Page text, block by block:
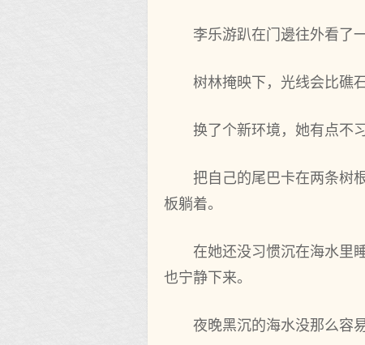
李乐游趴在门邊往外看了一
树林掩映下，光线会比礁
换了个新环境，她有点不习
把自‌己的尾巴卡在两条树
板躺着。
在她还没习惯沉在海水里
也宁静下来。
夜晚黑沉的海水没那么容